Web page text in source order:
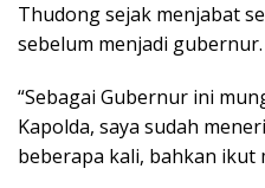
Thudong sejak menjabat
sebelum menjadi gubernur.
“Sebagai Gubernur ini
Kapolda, saya sudah
beberapa kali, bahkan ikut